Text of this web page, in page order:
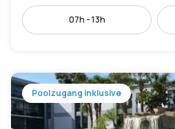
07h - 13h
Poolzugang inklusive